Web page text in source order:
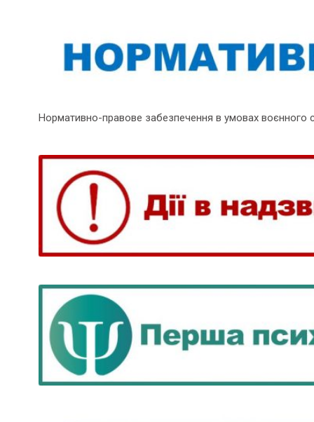
Нормативно-правове забезпечення в умовах воєнного